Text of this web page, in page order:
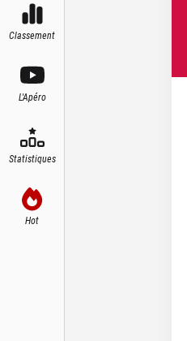
Classement
L'Apéro
Statistiques
Hot